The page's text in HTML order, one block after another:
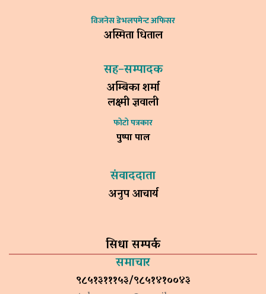
विजनेस डेभलपमेन्ट अफिसर
अस्मिता धिताल
सह–सम्पादक
अम्बिका शर्मा
लक्ष्मी ज्ञवाली
फोटो पत्रकार
पुष्पा पाल
संवाददाता
अनुप आचार्य
सिधा सम्पर्क
समाचार
९८५१३१११५३/९८५१४१००४३